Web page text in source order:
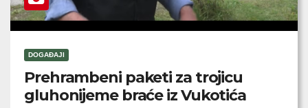
DOGAĐAJI
Prehrambeni paketi za trojicu
gluhonijeme braće iz Vukotića